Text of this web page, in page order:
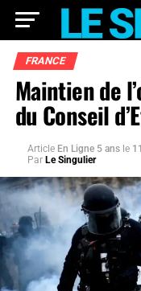
FRANCE
Maintien de
du Conseil
Article En Ligne 5 ans le
Par Le Singulier